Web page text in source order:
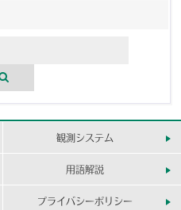
観測システム
用語解説
プライバシーポリシー